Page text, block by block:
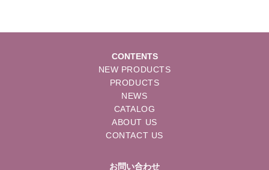
CONTENTS
NEW PRODUCTS
PRODUCTS
NEWS
CATALOG
ABOUT US
CONTACT US
お問い合わせ